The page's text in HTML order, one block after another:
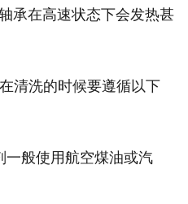
承在高速状态下会发热甚
洗的时候要遵循以下
般使用航空煤油或汽